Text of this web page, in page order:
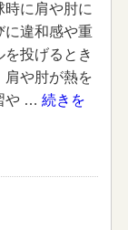
時に肩や肘に
に違和感や重
投げるとき
肩や肘が熱を
や … 続きを